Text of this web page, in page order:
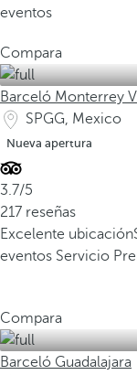
eventos
Compara
Barceló Monterrey
SPGG, Mexico
Nueva apertura
3.7/5
217 reseñas
Excelente ubicación
eventos Servicio
Compara
Barceló Guadalajara